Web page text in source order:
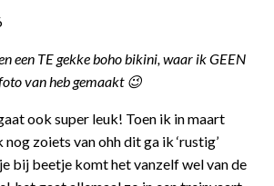
een TE gekke boho bikini, waar ik GEEN
van heb gemaakt 😉
ook super leuk! Toen ik in maart
zoiets van ohh dit ga ik ‘rustig’
bij beetje komt het vanzelf wel van de